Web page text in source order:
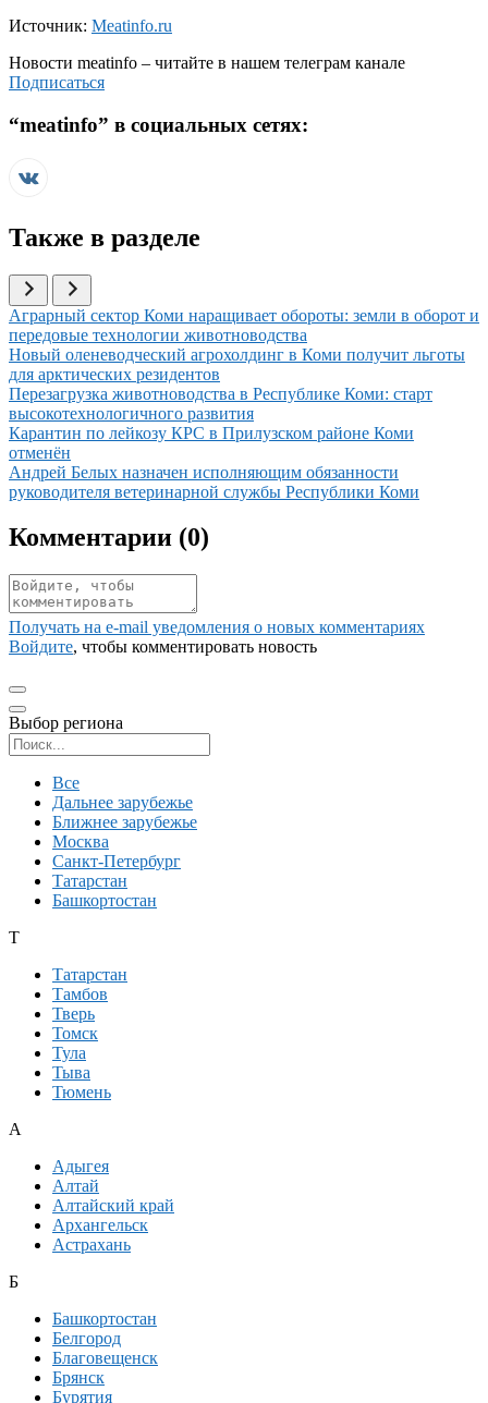
Источник: Meatinfo.ru
Новости meatinfo – читайте в нашем телеграм канале
Подписаться
“meatinfo” в социальных сетях:
Также в разделе
Иллюстрация новости
Аграрный сектор Коми наращивает обороты: земли в оборот и
передовые технологии животноводства
Иллюстрация новости
Новый оленеводческий агрохолдинг в Коми получит льготы
для арктических резидентов
Иллюстрация новости
Перезагрузка животноводства в Республике Коми: старт
высокотехнологичного развития
Иллюстрация новости
Карантин по лейкозу КРС в Прилузском районе Коми
отменён
Иллюстрация новости
Андрей Белых назначен исполняющим обязанности
руководителя ветеринарной службы Республики Коми
Комментарии (0)
Получать на e‑mail уведомления о новых комментариях
Войдите, чтобы комментировать новость
Выбор региона
Все
Дальнее зарубежье
Ближнее зарубежье
Москва
Санкт-Петербург
Татарстан
Башкортостан
Т
Татарстан
Тамбов
Тверь
Томск
Тула
Тыва
Тюмень
А
Адыгея
Алтай
Алтайский край
Архангельск
Астрахань
Б
Башкортостан
Белгород
Благовещенск
Брянск
Бурятия